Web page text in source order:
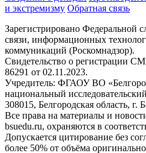
и экстремизму Обратная связь
Зарегистрировано Федеральной
связи, информационных
коммуникаций (Роскомнадзор).
Свидетельство о регистрации
86291 от 02.11.2023.
Учредитель: ФГАОУ ВО
национальный
308015, Белгородская область, г.
Все права на материалы и
bsuedu.ru, охраняются в
Допускается цитирование без
более 50% от объёма